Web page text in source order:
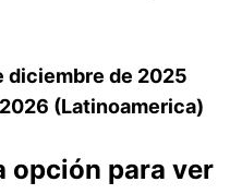
diciembre de 2025
(Latinoamerica)
opción para ver